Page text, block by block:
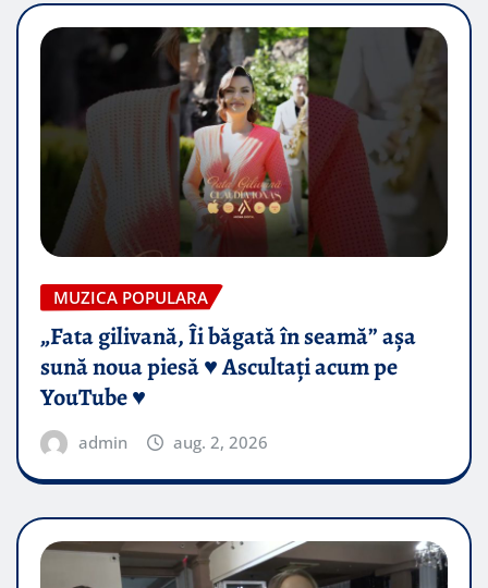
MUZICA POPULARA
„Fata gilivană, Îi băgată în seamă” așa
sună noua piesă ♥️ Ascultați acum pe
YouTube ♥️
admin aug. 2, 2026